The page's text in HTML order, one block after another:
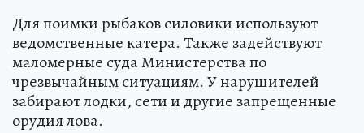
Для поимки рыбаков силовики используют
ведомственные катера. Также задействуют
маломерные суда Министерства по
чрезвычайным ситуациям. У нарушителей
забирают лодки, сети и другие запрещенные
орудия лова.